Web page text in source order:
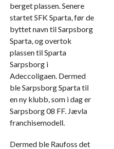
berget plassen. Senere
startet SFK Sparta, før de
byttet navn til Sarpsborg
Sparta, og overtok
plassen til Sparta
Sarpsborg i
Adeccoligaen. Dermed
ble Sarpsborg Sparta til
en ny klubb, som i dag er
Sarpsborg 08 FF. Jævla
franchisemodell.
Dermed ble Raufoss det